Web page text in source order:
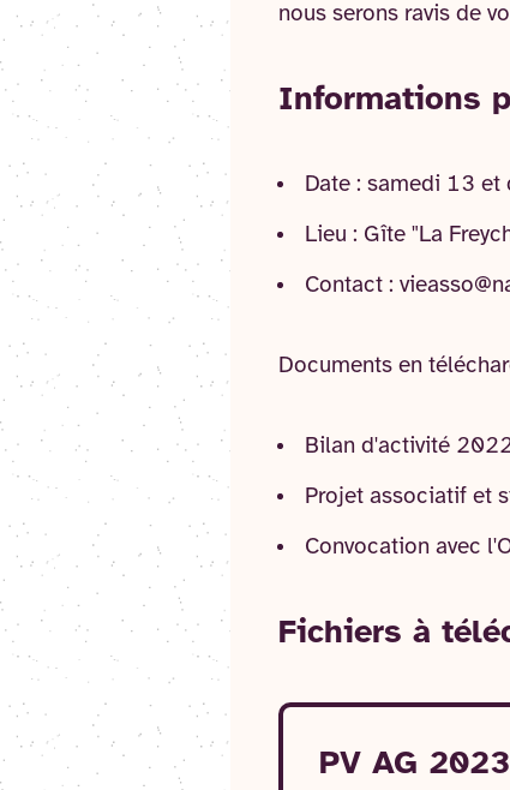
nous serons ravis de
Informations
Date : samedi 13
Lieu : Gîte "La
Contact :
Documents en
Bilan d'activité
Projet associatif et
Convocation avec
Fichiers à
PV AG 2023